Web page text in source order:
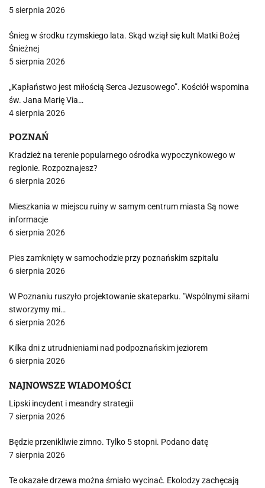
5 sierpnia 2026
Śnieg w środku rzymskiego lata. Skąd wziął się kult Matki Bożej
Śnieżnej
5 sierpnia 2026
„Kapłaństwo jest miłością Serca Jezusowego”. Kościół wspomina
św. Jana Marię Via…
4 sierpnia 2026
POZNAŃ
Kradzież na terenie popularnego ośrodka wypoczynkowego w
regionie. Rozpoznajesz?
6 sierpnia 2026
Mieszkania w miejscu ruiny w samym centrum miasta Są nowe
informacje
6 sierpnia 2026
Pies zamknięty w samochodzie przy poznańskim szpitalu
6 sierpnia 2026
W Poznaniu ruszyło projektowanie skateparku. "Wspólnymi siłami
stworzymy mi…
6 sierpnia 2026
Kilka dni z utrudnieniami nad podpoznańskim jeziorem
6 sierpnia 2026
NAJNOWSZE WIADOMOŚCI
Lipski incydent i meandry strategii
7 sierpnia 2026
Będzie przenikliwie zimno. Tylko 5 stopni. Podano datę
7 sierpnia 2026
Te okazałe drzewa można śmiało wycinać. Ekolodzy zachęcają